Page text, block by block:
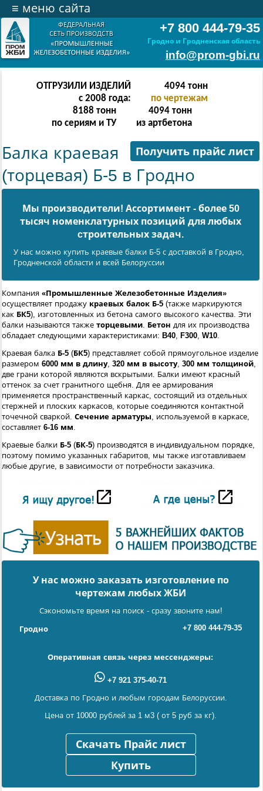
+7 800 444-79-35
Гродно и Гродненская область
info@prom-gbi.ru
≡ меню сайта
ОТГРУЗИЛИ ИЗДЕЛИЙ
с 2008 года:
8190тонн
по чертежам
16380 тонн
по сериям и ТУ
8190 тонн
из артбетона
Получить прайс лист
Балка краевая
(торцевая) Б-5 в Гродно
Мы производители! Ассортимент - более 50
тысяч номенклатурных позиций для любых
cтроительных задач.
У нас можно купить краевые балки Б-5 с доставкой в Гродно,
Гродненской области и всей Белоруссии
Компания «Промышленные Железобетонные Изделия»
осуществляет продажу краевых балок Б-5 (также маркируются
как БК5), изготовленных из бетона самого высокого качества. Эти
балки называются также торцевыми. Бетон для их производства
обладает следующими характеристиками: B40, F300, W10.
Краевая балка Б-5 (БК5) представляет собой прямоугольное изделие
размером 6000 мм в длину, 320 мм в высоту, 300 мм толщиной,
две грани которой являются вскрытыми. Балки имеют красный
оттенок за счет гранитного щебня. Для ее армирования
применяется пространственный каркас, состоящий из отдельных
стержней и плоских каркасов, которые соединяются контактной
точечной сваркой. Сечение арматуры, используемой в каркасе,
составляет 6-16 мм.
Краевые балки Б-5 (БК-5) производятся в индивидуальном порядке,
поэтому помимо указанных габаритов, мы также изготавливаем
любые другие, в зависимости от потребности заказчика.
У нас можно заказать изготовление по
чертежам любых ЖБИ
Сэкономьте время на поиск - сразу звоните нам!
Гродно +7 800 444-79-35
Оперативная связь через мессенджеры:
+7 921 375-40-71
Доставка по Гродно и любым городам Белоруссии.
Цена от 10000 рублей за 1 м3 ( от 5 руб за кг).
Скачать Прайс лист
Купить